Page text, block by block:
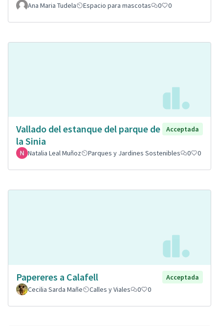
Ana Maria Tudela
Espacio para mascotas 0 0
Vallado del estanque del parque de
la Sinia
Acceptada
Natalia Leal Muñoz Parques y Jardines Sostenibles 0 0
Papereres a Calafell
Acceptada
Cecilia Sarda Mañe
Calles y Viales 0 0